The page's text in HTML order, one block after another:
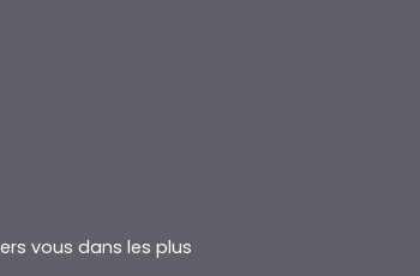
vous dans les plus